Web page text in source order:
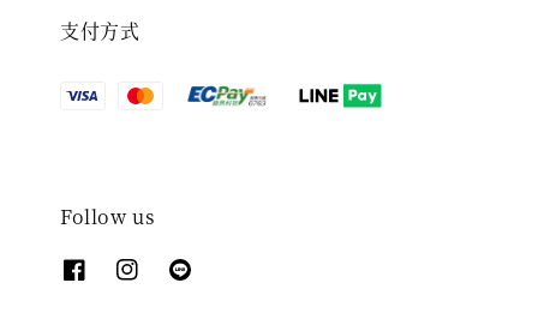
支付方式
Follow us